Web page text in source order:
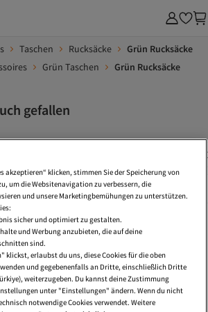
Taschen Rucksäcke
Grün Rucksäcke
Grün Taschen Grün Rucksäcke
gefallen
Lederrucksack
Alles Sehen
Hipster Rucksäcke
Lederrucksack Damen
Cord Rucksack
Rucksack 40X30X20
Gürteltasche Mit Kette
Damen Lederjacken
Steppjacke
akzeptieren“ klicken, stimmen Sie der Speicherung von
um die Websitenavigation zu verbessern, die
und unsere Marketingbemühungen zu unterstützen.
sicher und optimiert zu gestalten.
und Werbung anzubieten, die auf deine
sind.
klickst, erlaubst du uns, diese Cookies für die oben
und gegebenenfalls an Dritte, einschließlich Dritte
weiterzugeben. Du kannst deine Zustimmung
unter "Einstellungen" ändern. Wenn du nicht
notwendige Cookies verwendet. Weitere